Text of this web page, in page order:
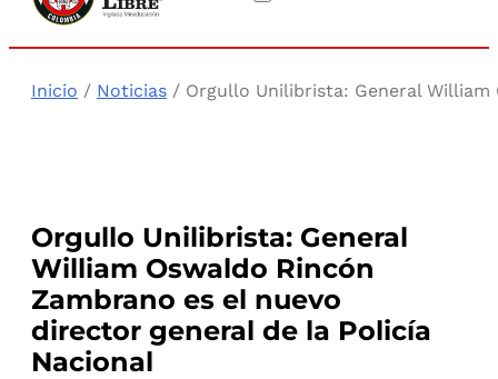
Inicio / Noticias / Orgullo Unilibrista: General
Orgullo Unilibrista: General
William Oswaldo Rincón
Zambrano es el nuevo
director general de la Policía
Nacional